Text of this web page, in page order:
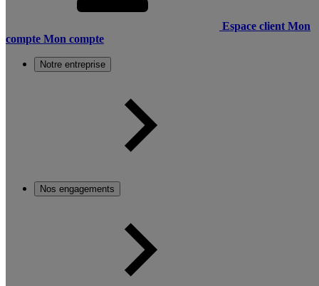
Espace client Mon
compte Mon compte
Notre entreprise
Nos engagements